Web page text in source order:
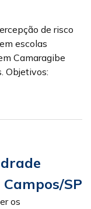
de risco
escolas
Camaragibe
Objetivos:
SP
os